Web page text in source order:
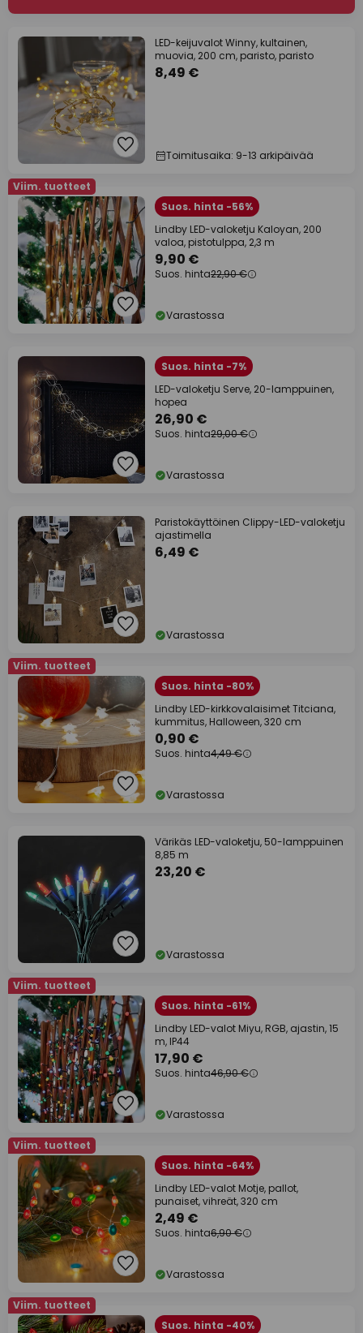
LED-keijuvalot Winny, kultainen,
muovia, 200 cm, paristo, paristo
8,49 €
Toimitusaika: 9-13 arkipäivää
Viim. tuotteet
Suos. hinta -56%
Lindby LED-valoketju Kaloyan, 200
valoa, pistotulppa, 2,3 m
9,90 €
Suos. hinta22,90 €
Varastossa
Suos. hinta -7%
LED-valoketju Serve, 20-lamppuinen,
hopea
26,90 €
Suos. hinta29,00 €
Varastossa
Paristokäyttöinen Clippy-LED-valoketju
ajastimella
6,49 €
Varastossa
Viim. tuotteet
Suos. hinta -80%
Lindby LED-kirkkovalaisimet Titciana,
kummitus, Halloween, 320 cm
0,90 €
Suos. hinta4,49 €
Varastossa
Värikäs LED-valoketju, 50-lamppuinen
8,85 m
23,20 €
Varastossa
Viim. tuotteet
Suos. hinta -61%
Lindby LED-valot Miyu, RGB, ajastin, 15
m, IP44
17,90 €
Suos. hinta46,90 €
Varastossa
Viim. tuotteet
Suos. hinta -64%
Lindby LED-valot Motje, pallot,
punaiset, vihreät, 320 cm
2,49 €
Suos. hinta6,90 €
Varastossa
Viim. tuotteet
Suos. hinta -40%